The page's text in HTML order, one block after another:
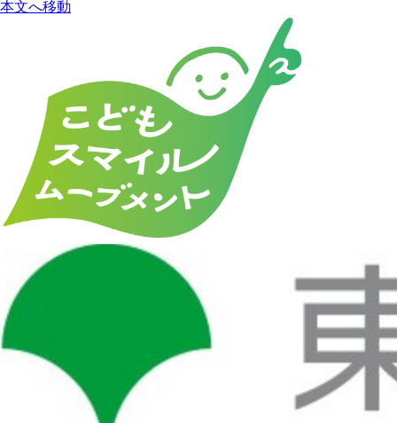
本文へ移動